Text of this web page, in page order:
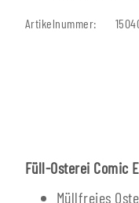
Artikelnummer:
Füll-Osterei Comic
Müllfreies